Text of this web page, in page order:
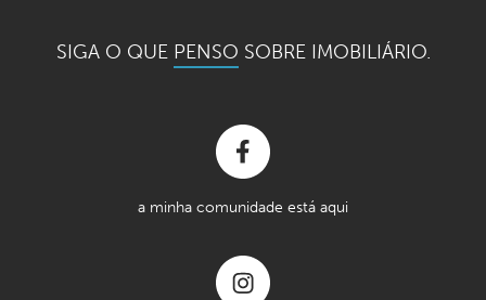
SIGA O QUE PENSO SOBRE IMOBILIÁRIO.
a minha comunidade está aqui